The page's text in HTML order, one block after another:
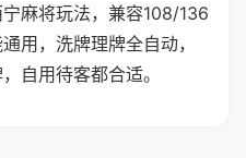
麻将玩法，兼容108/136
用，洗牌理牌全自动，
自用待客都合适。